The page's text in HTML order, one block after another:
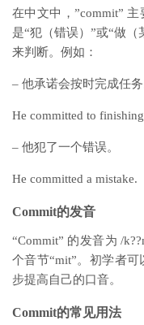
在中文中，”commit”
是“犯（错误）”或“做
来判断。例如：
– 他承诺会按时完成任务
He committed to
– 他犯了一个错误。
He committed a mistake.
Commit的发音
“Commit” 的发音为 /
个音节“mit”。初学者
步提高自己的口音。
Commit的常见用法